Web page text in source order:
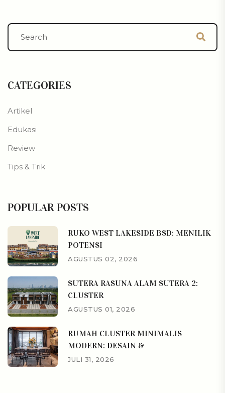
CATEGORIES
Artikel
Edukasi
Review
Tips & Trik
POPULAR POSTS
RUKO WEST LAKESIDE BSD: MENILIK
POTENSI
AGUSTUS 02, 2026
SUTERA RASUNA ALAM SUTERA 2:
CLUSTER
AGUSTUS 01, 2026
RUMAH CLUSTER MINIMALIS
MODERN: DESAIN &
JULI 31, 2026